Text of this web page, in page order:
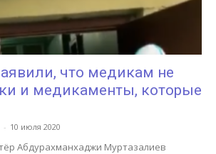
что медикам не
и медикаменты, которые
- 10 июля 2020
Абдурахманхаджи Муртазалиев